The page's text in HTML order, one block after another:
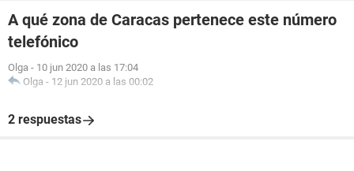
A qué zona de Caracas pertenece este número
telefónico
Olga - 10 jun 2020 a las 17:04
Olga - 12 jun 2020 a las 00:02
2 respuestas